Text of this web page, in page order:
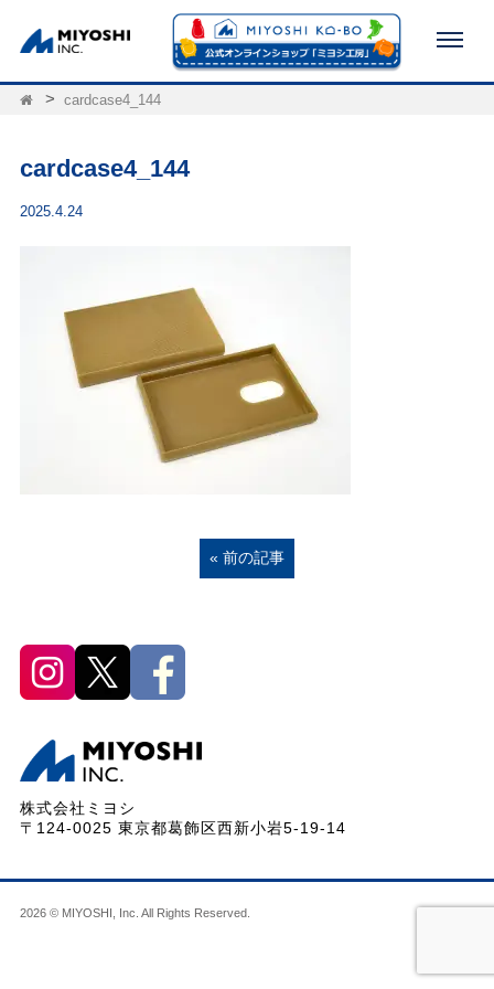
cardcase4_144
cardcase4_144
2025.4.24
« 前の記事
株式会社ミヨシ
〒124-0025 東京都葛飾区西新小岩5-19-14
2026 © MIYOSHI, Inc. All Rights Reserved.